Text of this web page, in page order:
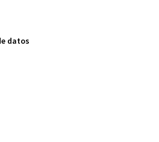
datos